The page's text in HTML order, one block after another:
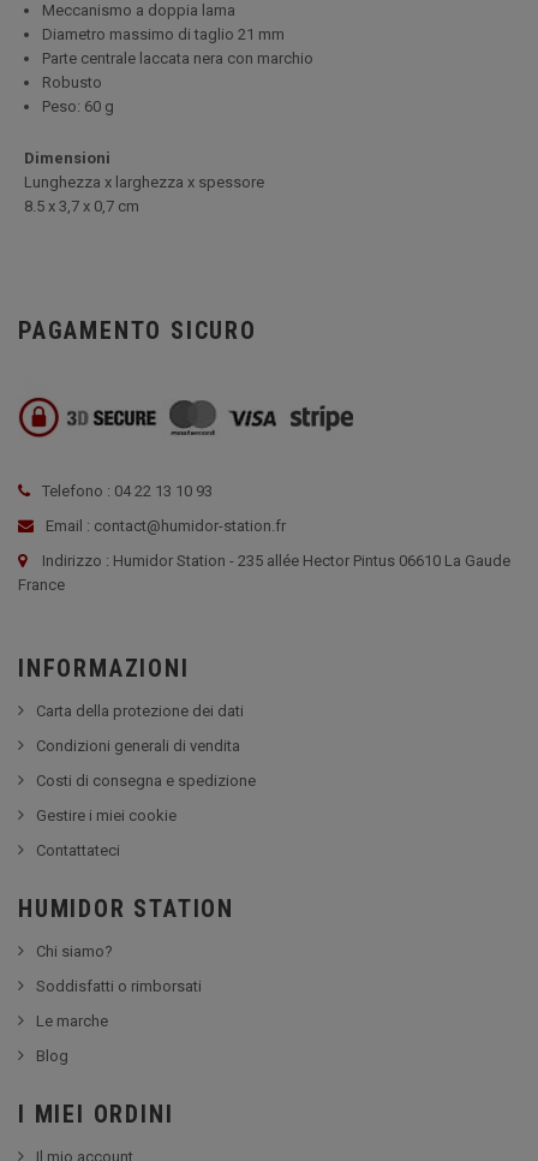
Meccanismo a doppia lama
Diametro massimo di taglio 21 mm
Parte centrale laccata nera con marchio
Robusto
Peso: 60 g
Dimensioni
Lunghezza x larghezza x spessore
8.5 x 3,7 x 0,7 cm
PAGAMENTO SICURO
Telefono : 04 22 13 10 93
Email : contact@humidor-station.fr
Indirizzo : Humidor Station - 235 allée Hector Pintus 06610 La Gaude
France
INFORMAZIONI
Carta della protezione dei dati
Condizioni generali di vendita
Costi di consegna e spedizione
Gestire i miei cookie
Contattateci
HUMIDOR STATION
Chi siamo?
Soddisfatti o rimborsati
Le marche
Blog
I MIEI ORDINI
Il mio account